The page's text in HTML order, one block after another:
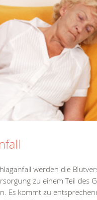
werden die
zu einem Teil des
Es kommt zu